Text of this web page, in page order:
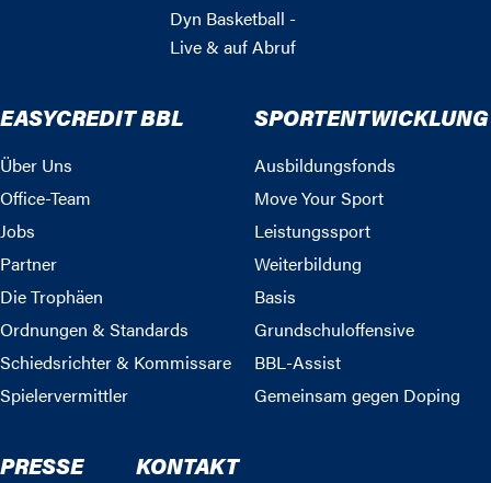
Dyn Basketball -
Live & auf Abruf
EASYCREDIT BBL
Über Uns
Office-Team
Jobs
Partner
Die Trophäen
Ordnungen & Standards
Schiedsrichter & Kommissare
Spielervermittler
SPORTENTWICKLUNG
Ausbildungsfonds
Move Your Sport
Leistungssport
Weiterbildung
Basis
Grundschuloffensive
BBL-Assist
Gemeinsam gegen Doping
PRESSE KONTAKT